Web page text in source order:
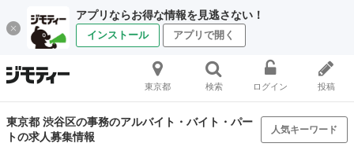
アプリならお得な情報を見逃さない！
インストール アプリで開く
東京都 検索 ログイン 投稿
東京都 渋谷区の事務のアルバイト・バイト・パー
トの求人募集情報
人気キーワード